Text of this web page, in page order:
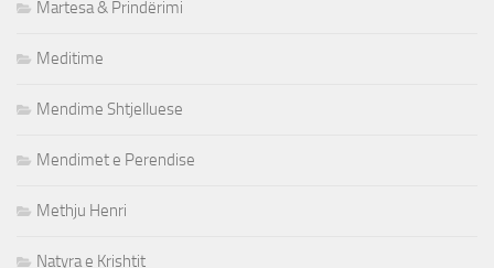
Martesa & Prindërimi
Meditime
Mendime Shtjelluese
Mendimet e Perendise
Methju Henri
Natyra e Krishtit